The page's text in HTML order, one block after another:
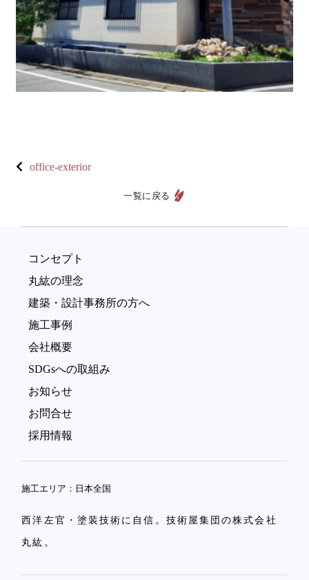
office-exterior
一覧に戻る
コンセプト
丸紘の理念
建築・設計事務所の方へ
施工事例
会社概要
SDGsへの取組み
お知らせ
お問合せ
採用情報
施工エリア：日本全国
西洋左官・塗装技術に自信。技術屋集団の株式会社
丸紘。